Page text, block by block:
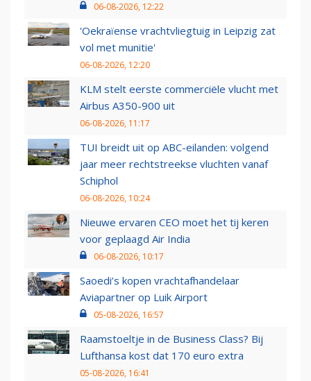
06-08-2026, 12:22
'Oekraïense vrachtvliegtuig in Leipzig zat
vol met munitie'
06-08-2026, 12:20
KLM stelt eerste commerciële vlucht met
Airbus A350-900 uit
06-08-2026, 11:17
TUI breidt uit op ABC-eilanden: volgend
jaar meer rechtstreekse vluchten vanaf
Schiphol
06-08-2026, 10:24
Nieuwe ervaren CEO moet het tij keren
voor geplaagd Air India
06-08-2026, 10:17
Saoedi’s kopen vrachtafhandelaar
Aviapartner op Luik Airport
05-08-2026, 16:57
Raamstoeltje in de Business Class? Bij
Lufthansa kost dat 170 euro extra
05-08-2026, 16:41